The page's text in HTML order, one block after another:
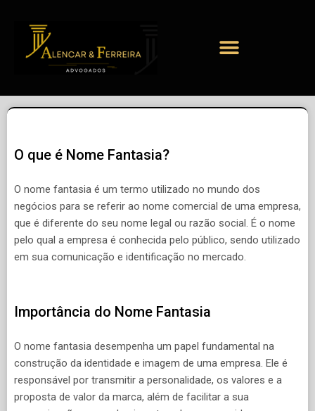
O que é Nome Fantasia?
O nome fantasia é um termo utilizado no mundo dos
negócios para se referir ao nome comercial de uma empresa,
que é diferente do seu nome legal ou razão social. É o nome
pelo qual a empresa é conhecida pelo público, sendo utilizado
em sua comunicação e identificação no mercado.
Importância do Nome Fantasia
O nome fantasia desempenha um papel fundamental na
construção da identidade e imagem de uma empresa. Ele é
responsável por transmitir a personalidade, os valores e a
proposta de valor da marca, além de facilitar a sua